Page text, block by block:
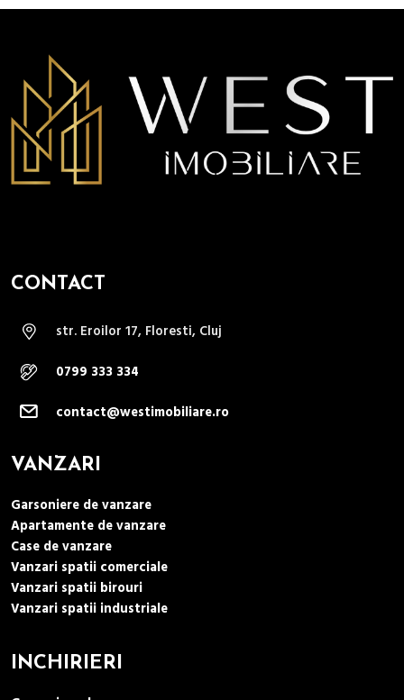
CONTACT
str. Eroilor 17, Floresti, Cluj
0799 333 334
contact@westimobiliare.ro
VANZARI
Garsoniere de vanzare
Apartamente de vanzare
Case de vanzare
Vanzari spatii comerciale
Vanzari spatii birouri
Vanzari spatii industriale
INCHIRIERI